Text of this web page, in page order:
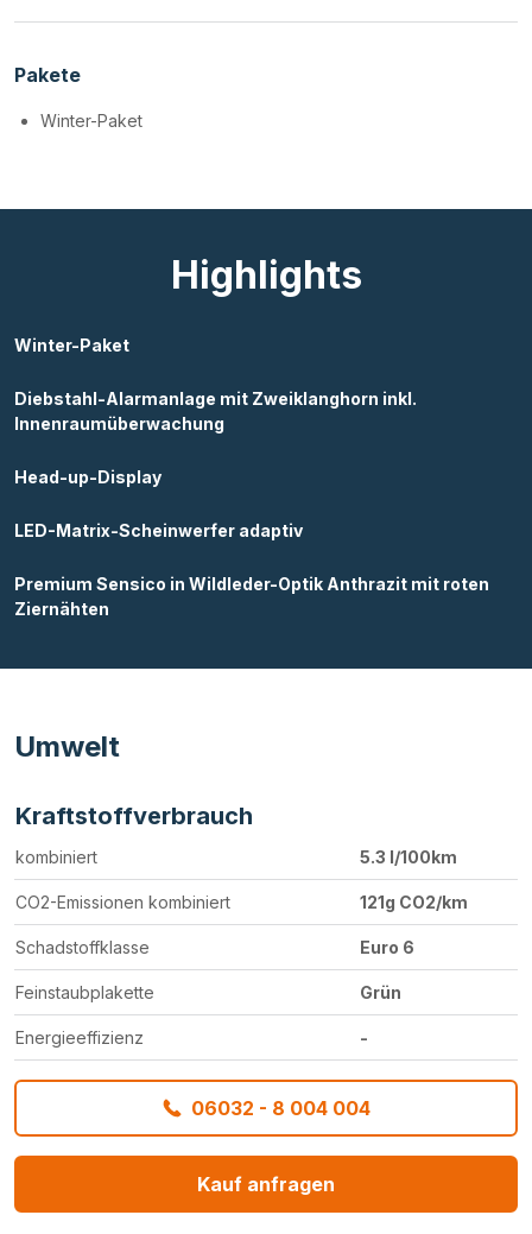
Pakete
Winter-Paket
Highlights
Winter-Paket
Diebstahl-Alarmanlage mit Zweiklanghorn inkl.
Innenraumüberwachung
Head-up-Display
LED-Matrix-Scheinwerfer adaptiv
Premium Sensico in Wildleder-Optik Anthrazit mit roten
Ziernähten
Umwelt
Kraftstoffverbrauch
kombiniert 5.3 l/100km
CO2-Emissionen kombiniert 121g CO2/km
Schadstoffklasse Euro 6
Feinstaubplakette Grün
Energieeffizienz -
06032 - 8 004 004
Kauf anfragen